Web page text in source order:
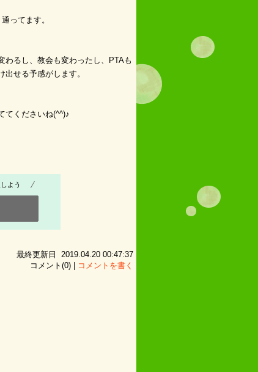
ってます。
わるし、教会も変わったし、PTAも
せる予感がします。
てくださいね(^^)♪
よう
最終更新日 2019.04.20 00:47:37
コメント(0) | コメントを書く